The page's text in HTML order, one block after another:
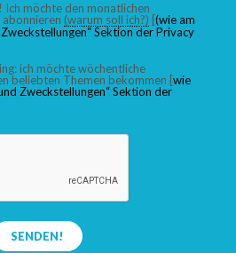
möchte den monatlichen
(warum soll ich?) [(wie am
Sektion der Privacy
ich möchte wöchentliche
beliebten Themen bekommen [wie
Zweckstellungen“ Sektion der
SENDEN!